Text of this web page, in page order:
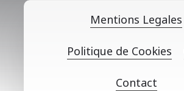
Mentions Legales
Politique de Cookies
Contact